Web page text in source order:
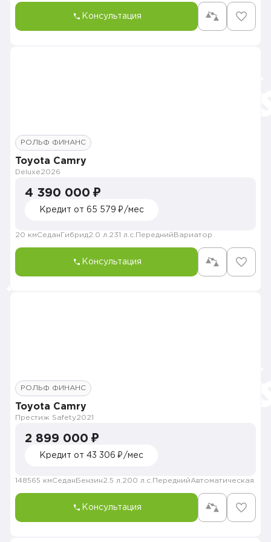
Консультация
РОЛЬФ ФИНАНС
Toyota Camry
Deluxe2026
4 390 000 ₽
Кредит от 65 579 ₽/мес
20 кмСедан Гибрид2.0 л. 231 л.с. Передний Вариатор
Консультация
РОЛЬФ ФИНАНС
Toyota Camry
Престиж Safety2021
2 899 000 ₽
Кредит от 43 306 ₽/мес
148565 кмСедан Бензин2.5 л. 200 л.с. ПереднийАвтоматическая
Консультация